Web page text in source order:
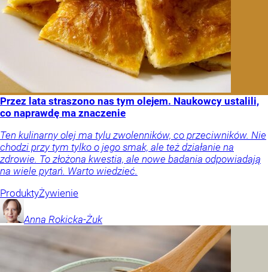
Przez lata straszono nas tym olejem. Naukowcy ustalili,
co naprawdę ma znaczenie
Ten kulinarny olej ma tylu zwolenników, co przeciwników. Nie
chodzi przy tym tylko o jego smak, ale też działanie na
zdrowie. To złożona kwestia, ale nowe badania odpowiadają
na wiele pytań. Warto wiedzieć.
ProduktyŻywienie
Anna Rokicka-Żuk